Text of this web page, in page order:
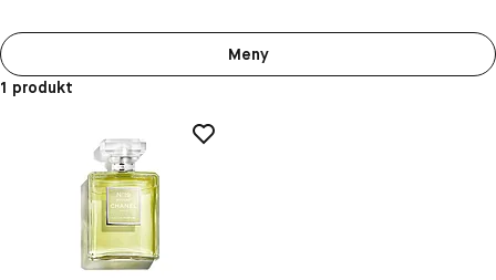
Meny
1 produkt